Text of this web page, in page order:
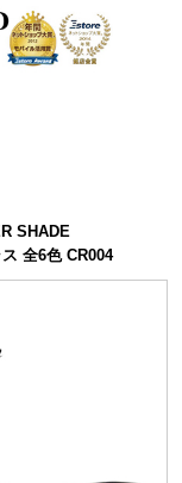
SHADE
全6色 CR004